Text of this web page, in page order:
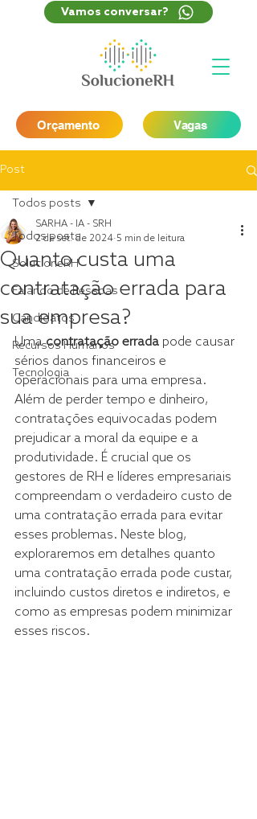
Orçamento Vagas
Vamos conversar?
Post
Todos posts
SolucioneRH
Falando de Pessoas
Candidatos
Recursos Humanos
Tecnologia
Todos posts
Quanto custa uma
contratação errada para
sua empresa?
SARHA - IA - SRH
2 de set. de 2024 5 min de leitura
Uma contratação errada pode causar
sérios danos financeiros e
operacionais para uma empresa.
Além de perder tempo e dinheiro,
contratações equivocadas podem
prejudicar a moral da equipe e a
produtividade. É crucial que os
gestores de RH e líderes empresariais
compreendam o verdadeiro custo de
uma contratação errada para evitar
esses problemas. Neste blog,
exploraremos em detalhes quanto
uma contratação errada pode custar,
incluindo custos diretos e indiretos, e
como as empresas podem minimizar
esses riscos.